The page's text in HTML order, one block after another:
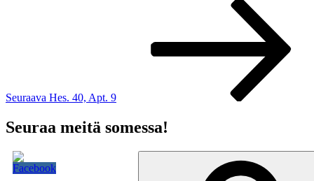
Seuraava Hes. 40, Apt. 9
Seuraa meitä somessa!
Etsi: